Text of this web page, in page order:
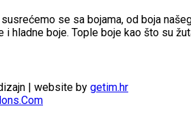
se sa bojama, od boja
i hladne boje. Tople boje kao što su
| website by getim.hr